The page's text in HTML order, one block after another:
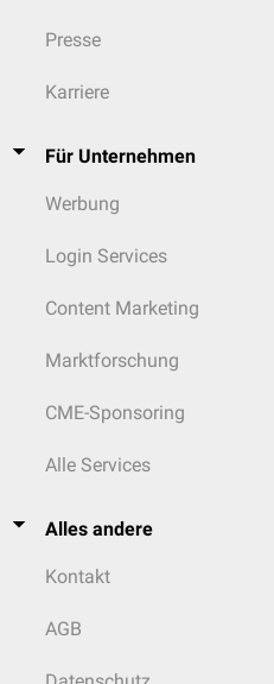
Presse
Karriere
Für Unternehmen
Werbung
Login Services
Content Marketing
Marktforschung
CME-Sponsoring
Alle Services
Alles andere
Kontakt
AGB